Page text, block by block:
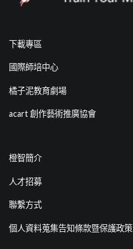
下載專區
國際師培中心
橘子泥教育劇場
acart 創作藝術推廣協會
橙智簡介
人才招募
聯繫方式
個人資料蒐集告知條款暨保護政策